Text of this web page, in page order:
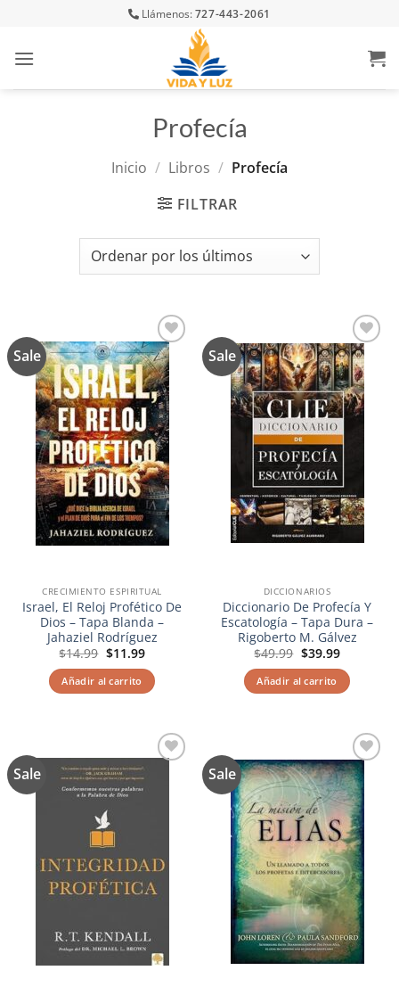
content
Llámenos:727-443-2061
Profecía
Inicio / Libros / Profecía
FILTRAR
Sale
Añadir
a la
lista de
deseos
CRECIMIENTO ESPIRITUAL
Israel, El Reloj Profético De
Dios – Tapa Blanda –
Jahaziel Rodríguez
$14.99 El
original
era:
$14.99.
$11.99El
actual
es:
$11.99.
Añadir al carrito
Sale
Añadir
a la
lista de
deseos
DICCIONARIOS
Diccionario De Profecía Y
Escatología – Tapa Dura –
Rigoberto M. Gálvez
$49.99 El
original
era:
$49.99.
$39.99El
actual
es:
$39.99.
Añadir al carrito
Sale Sale
Añadir
a la
lista de
deseos